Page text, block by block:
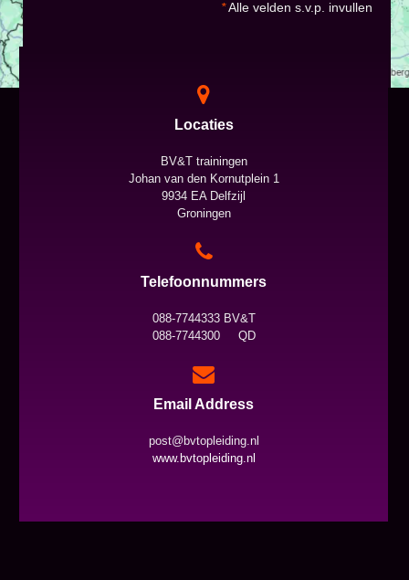
*Alle velden s.v.p. invullen
Locaties
BV&T trainingen
Johan van den Kornutplein 1
9934 EA Delfzijl
Groningen
Telefoonnummers
088-7744333 BV&T
088-7744300 QD
Email Address
post@bvtopleiding.nl
www.bvtopleiding.nl